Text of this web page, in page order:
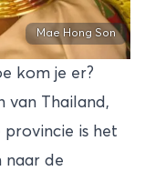
Mae Hong Son
kom je er?
van Thailand,
provincie is het
naar de